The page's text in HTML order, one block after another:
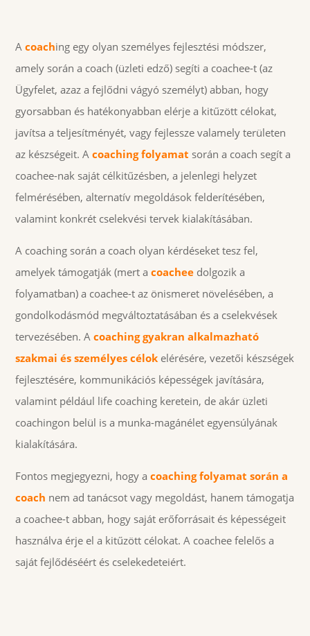
Acoaching egy olyan személyes fejlesztési módszer,
amely során a coach (üzleti edző) segíti a coachee-t (az
Ügyfelet, azaz a fejlődni vágyó személyt) abban, hogy
gyorsabban és hatékonyabban elérje a kitűzött célokat,
javítsa a teljesítményét, vagy fejlessze valamely területen
az készségeit. Acoaching folyamat során a coach segít a
coachee-nak saját célkitűzésben, a jelenlegi helyzet
felmérésében, alternatív megoldások felderítésében,
valamint konkrét cselekvési tervek kialakításában.
A coaching során a coach olyan kérdéseket tesz fel,
amelyek támogatják (mert acoachee dolgozik a
folyamatban) a coachee-t az önismeret növelésében, a
gondolkodásmód megváltoztatásában és a cselekvések
tervezésében. Acoaching gyakran alkalmazható
szakmai és személyes célok elérésére, vezetői készségek
fejlesztésére, kommunikációs képességek javítására,
valamint például life coaching keretein, de akár üzleti
coachingon belül is a munka-magánélet egyensúlyának
kialakítására.
Fontos megjegyezni, hogy acoaching folyamat során a
coach nem ad tanácsot vagy megoldást, hanem támogatja
a coachee-t abban, hogy saját erőforrásait és képességeit
használva érje el a kitűzött célokat. A coachee felelős a
saját fejlődéséért és cselekedeteiért.